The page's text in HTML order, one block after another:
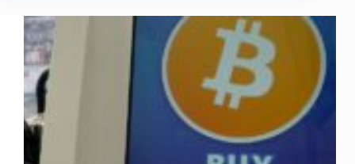
перевершив
криптовалют